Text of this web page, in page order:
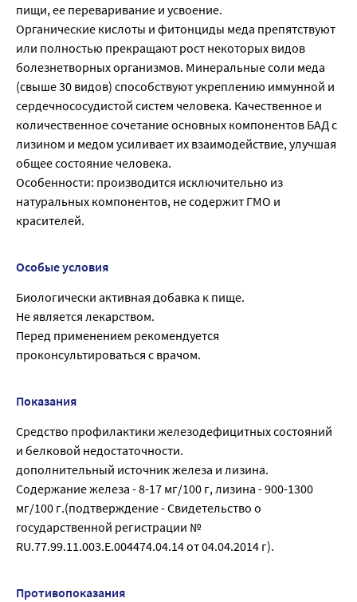
пищи, ее переваривание и усвоение.
Органические кислоты и фитонциды меда препятствуют
или полностью прекращают рост некоторых видов
болезнетворных организмов. Минеральные соли меда
(свыше 30 видов) способствуют укреплению иммунной и
сердечнососудистой систем человека. Качественное и
количественное сочетание основных компонентов БАД с
лизином и медом усиливает их взаимодействие, улучшая
общее состояние человека.
Особенности: производится исключительно из
натуральных компонентов, не содержит ГМО и
красителей.
Особые условия
Биологически активная добавка к пище.
Не является лекарством.
Перед применением рекомендуется
проконсультироваться с врачом.
Показания
Средство профилактики железодефицитных состояний
и белковой недостаточности.
дополнительный источник железа и лизина.
Содержание железа - 8-17 мг/100 г, лизина - 900-1300
мг/100 г.(подтверждение - Свидетельство о
государственной регистрации №
RU.77.99.11.003.Е.004474.04.14 от 04.04.2014 г).
Противопоказания